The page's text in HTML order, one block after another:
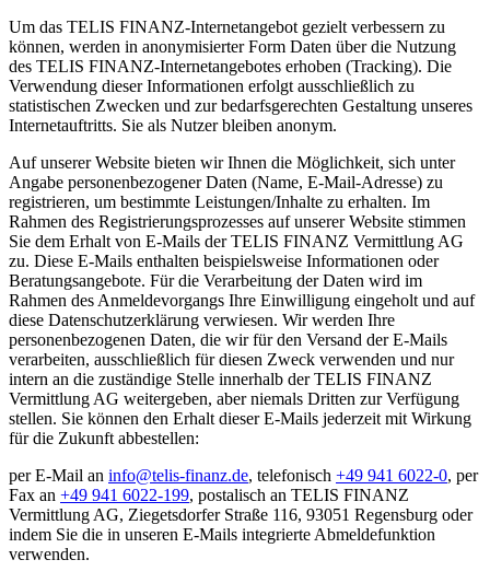
Um das TELIS FINANZ-Internetangebot gezielt verbessern zu
können, werden in anonymisierter Form Daten über die Nutzung
des TELIS FINANZ-Internetangebotes erhoben (Tracking). Die
Verwendung dieser Informationen erfolgt ausschließlich zu
statistischen Zwecken und zur bedarfsgerechten Gestaltung unseres
Internetauftritts. Sie als Nutzer bleiben anonym.
Auf unserer Website bieten wir Ihnen die Möglichkeit, sich unter
Angabe personenbezogener Daten (Name, E-Mail-Adresse) zu
registrieren, um bestimmte Leistungen/Inhalte zu erhalten. Im
Rahmen des Registrierungsprozesses auf unserer Website stimmen
Sie dem Erhalt von E-Mails der TELIS FINANZ Vermittlung AG
zu. Diese E-Mails enthalten beispielsweise Informationen oder
Beratungsangebote. Für die Verarbeitung der Daten wird im
Rahmen des Anmeldevorgangs Ihre Einwilligung eingeholt und auf
diese Datenschutzerklärung verwiesen. Wir werden Ihre
personenbezogenen Daten, die wir für den Versand der E-Mails
verarbeiten, ausschließlich für diesen Zweck verwenden und nur
intern an die zuständige Stelle innerhalb der TELIS FINANZ
Vermittlung AG weitergeben, aber niemals Dritten zur Verfügung
stellen. Sie können den Erhalt dieser E-Mails jederzeit mit Wirkung
für die Zukunft abbestellen:
per E-Mail an info@telis-finanz.de, telefonisch +49 941 6022-0, per
Fax an +49 941 6022-199, postalisch an TELIS FINANZ
Vermittlung AG, Ziegetsdorfer Straße 116, 93051 Regensburg oder
indem Sie die in unseren E-Mails integrierte Abmeldefunktion
verwenden.